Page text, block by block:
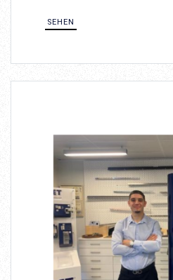
bewältigen, stellt uns auch
SEHEN